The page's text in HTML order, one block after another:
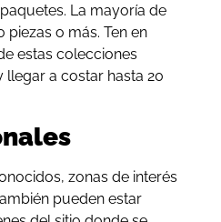
La mayoría de
piezas o más. Ten en
estas colecciones
a costar hasta 20
zonas de interés
pueden estar